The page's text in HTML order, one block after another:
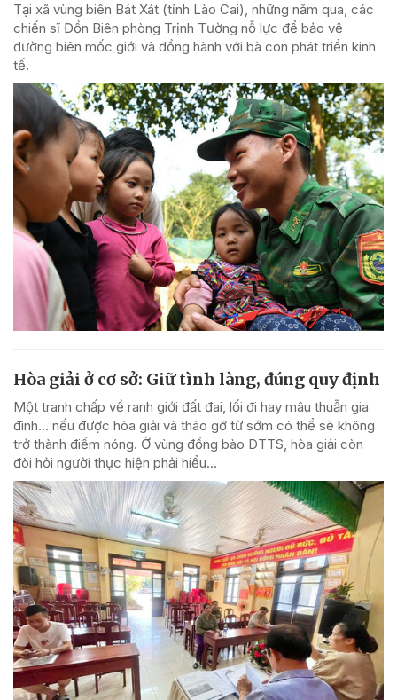
Tại xã vùng biên Bát Xát (tỉnh Lào Cai), những năm qua, các
chiến sĩ Đồn Biên phòng Trịnh Tường nỗ lực để bảo vệ
đường biên mốc giới và đồng hành với bà con phát triển kinh
tế.
Hòa giải ở cơ sở: Giữ tình làng, đúng quy định
Một tranh chấp về ranh giới đất đai, lối đi hay mâu thuẫn gia
đình... nếu được hòa giải và tháo gỡ từ sớm có thể sẽ không
trở thành điểm nóng. Ở vùng đồng bào DTTS, hòa giải còn
đòi hỏi người thực hiện phải hiểu...